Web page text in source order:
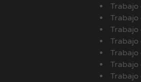
Trabajo
Trabajo
Trabajo
Trabajo
Trabajo
Trabajo
Trabajo